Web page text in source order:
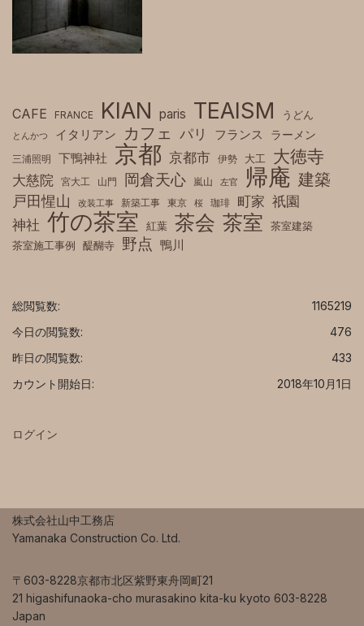
CAFE FRANCE KIAN paris TEAISM うどん
とんかつ イタリアン カフェ パリ フランス ラーメン
三浦照明 下鴨神社 京都 京都市 伊勢 大工 大徳寺
大慈院 宮大工 山門 岡倉天心 嵐山 左官 帰庵 建築
戸田惺山 改装工事 新築工事 東京 桜 珈琲 町家 祇園
神社 竹の茶室 紅葉 茶会 茶室
茶室建築
茶室施工事例
醍醐寺 野点 鴨川
1165219
総閲覧数:
476
今日の閲覧数:
433
昨日の閲覧数:
2018年10月1日
カウント開始日:
ログイン
株式会社山中工務店
Yamanaka Construction Co. Ltd.
〒603-8228京都市北区紫野東舟岡町21
21 higashifunaoka-cho murasakino kita-ku kyoto 603-8228
Japan